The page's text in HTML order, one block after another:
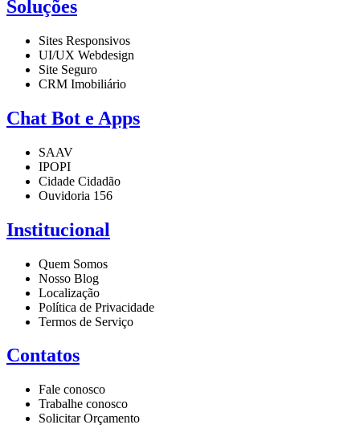
Soluções
Sites Responsivos
UI/UX Webdesign
Site Seguro
CRM Imobiliário
Chat Bot e Apps
SAAV
IPOPI
Cidade Cidadão
Ouvidoria 156
Institucional
Quem Somos
Nosso Blog
Localização
Política de Privacidade
Termos de Serviço
Contatos
Fale conosco
Trabalhe conosco
Solicitar Orçamento